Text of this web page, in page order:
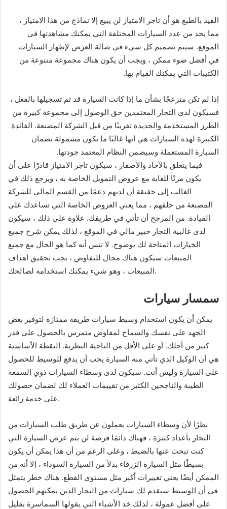
القيد بالطبع هو أن تاجر الامتياز لن يبيع إلا نماذج من هذا الامتياز ،
مما يحد من عدد السيارات المختلفة التي يمكنك مشاهدتها في
الموقع. سيتم تصميم كل شيء في صالة العرض لإظهار السيارات
في أفضل ضوء ممكن ، ويجب أن يكون هناك مجموعة متنوعة من
الكتيبات التي يمكنك القيام بها.
إذا لم تكن منزعجًا بشأن ما إذا كانت السيارة قد تم تسجيلها بالفعل ،
فسيكون لدى التجار المعتمدين حق الوصول إلى مجموعة كبيرة من
الطرز المستخدمة والجديدة تقريبًا من قبل الشركة المصنعة. الفائدة
الكبيرة لهذه السيارات هي أنها غالبًا ما تكون مشمولة بضمان
السيارة المستعملة وسيضمن النظام المعتمد جودتها.
فيما يتعلق بالآحاد والأصفار ، سيكون تاجر الامتياز قادرًا على أن
يكون مرنًا للغاية مع عروض التمويل الخاصة به ، ويرجع ذلك في
الغالب إلى حقيقة أن لديهم دعمًا من القسم المالي للشركة
المصنعة من خلفهم ، مما يعني العروض الخاصة التي تساعدك على
القيادة. من المرجح أن تأتي في طريقك. علاوة على ذلك ، سيكون
لدى غالبية التجار خبير مالي في الموقع ، لذلك يمكن شرح جميع
الخيارات المتاحة لك بوضوح. لا تنس أنه كما هو الحال مع جميع
المبيعات سيكون هناك مجال للتفاوض ، يجب تحقيق أهداف
المبيعات ، وهو شيء يمكنك استخدامه لصالحك.
سمسار سيارات
يمكن أن يكون استخدام وسيط سيارات طريقة ممتازة لتوفير بعض
الجهد على نفسك والسماح لمفاوض متمرس بالحصول على قدر
كبير من أجلك. أو على الأقل من الناحية النظرية. النقطة الأساسية
هي أن الوكيل الذي تأتي منه السيارة يجب أن يدفع للوسيط للحصول
على السيارة وليس أنت. سيكون لدى وسطاء السيارات ذوي السمعة
الطيبة والناجحين الكثير من تقييمات العملاء لك لضمان حصولك
على خدمة رائعة.
نظرًا لأن وسطاء السيارات يعملون عن طريق طلب السيارات من
التجار بأعداد كبيرة ، فهناك دائمًا فرصة لن يتم عرض السيارة التي
كنت تبحث عنها بالضبط ، وعلى الرغم من أن هذا يمكن أن يكون
بسيطًا مثل السيارة الزرقاء بدلاً من السيارة السوداء ، إلا أنه من
الممكن أيضًا يعني تغييرات أكبر مثل مستوى القطع. هناك خطر يتمثل
في أن الوسيط سيقدم لك سيارات من التجار الذين يمكنهم الحصول
على أفضل عمولة ، لذلك خذ الأشياء التي يقولها السماسرة بقليل